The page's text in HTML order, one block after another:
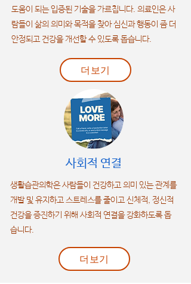
도움이 되는 입증된 기술을 가르칩니다. 의료인은 사
람들이 삶의 의미와 목적을 찾아 심신과 행동이 좀 더
안정되고 건강을 개선할 수 있도록 돕습니다.
사회적 연결
생활습관의학은 사람들이 건강하고 의미 있는 관계를
개발 및 유지하고 스트레스를 줄이고 신체적, 정신적
건강을 증진하기 위해 사회적 연결을 강화하도록 돕
습니다.
더보기
더보기